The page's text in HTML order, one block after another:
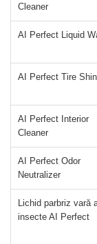
Cleaner
AI Perfect Liquid
AI Perfect Tire
AI Perfect Interior
Cleaner
AI Perfect Odor
Neutralizer
Lichid parbriz vară
insecte AI Perfect